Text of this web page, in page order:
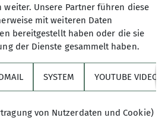
weiter. Unsere Partner führen diese
mit weiteren Daten
bereitgestellt haben oder die sie
der Dienste gesammelt haben.
SYSTEM YOUTUBE VIDEOS
von Nutzerdaten und Cookie)